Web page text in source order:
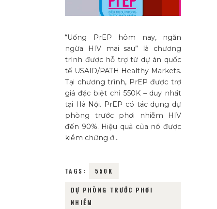
“Uống PrEP hôm nay, ngăn
ngừa HIV mai sau” là chương
trình được hỗ trợ từ dự án quốc
tế USAID/PATH Healthy Markets.
Tại chương trình, PrEP được trợ
giá đặc biệt chỉ 550K – duy nhất
tại Hà Nội. PrEP có tác dụng dự
phòng trước phơi nhiễm HIV
đến 90%. Hiệu quả của nó được
kiểm chứng ở…
TAGS: 550K
DỰ PHÒNG TRƯỚC PHƠI
NHIỄM